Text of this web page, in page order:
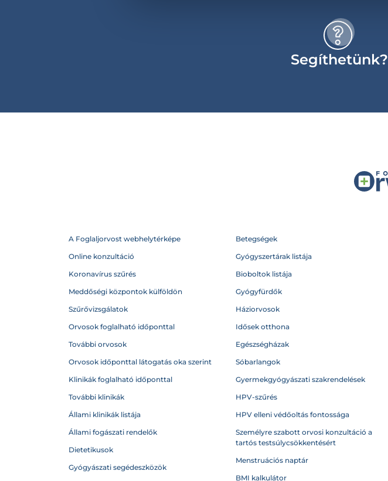
Segíthetünk?
A Foglaljorvost webhelytérképe
Online konzultáció
Koronavírus szűrés
Meddőségi központok külföldön
Szűrővizsgálatok
Orvosok foglalható időponttal
További orvosok
Orvosok időponttal látogatás oka szerint
Klinikák foglalható időponttal
További klinikák
Állami klinikák listája
Állami fogászati rendelők
Dietetikusok
Gyógyászati segédeszközök
Betegségek
Gyógyszertárak listája
Bioboltok listája
Gyógyfürdők
Háziorvosok
Idősek otthona
Egészségházak
Sóbarlangok
Gyermekgyógyászati szakrendelések
HPV-szűrés
HPV elleni védőoltás fontossága
Személyre szabott orvosi konzultáció a
tartós testsúlycsökkentésért
Menstruációs naptár
BMI kalkulátor